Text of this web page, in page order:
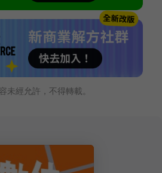
未經允許，不得轉載。